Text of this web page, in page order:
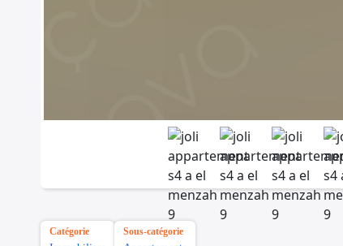
Catégorie Sous-catégorie